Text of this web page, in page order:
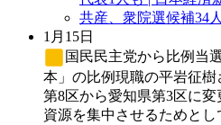
共産、衆院選候補34
1月15日
国民民主党から比例当
本」の比例現職の平岩征
第8区から愛知県第3区に
資源を集中させるためと